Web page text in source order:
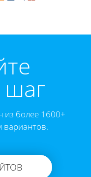
из более 1600+
вариантов.